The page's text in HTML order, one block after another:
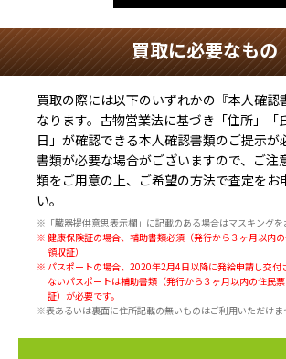
買取に必要なもの
買取の際には以下のいずれかの『本人確認
なります。古物営業法に基づき 「住所」
日」が確認できる本人確認書類のご提示が
書類が必要な場合がございますので、ご注
類をご用意の上、ご希望の方法で査定をお
い。
※「臓器提供意思表示欄」に記載のある場合はマスキングを
※ 健康保険証の場合、補助書類必須（発行から３ヶ月以内
領収証）
※ パスポートの場合、2020年2月4日以降に発給申請し交付
ないパスポートは補助書類（発行から３ヶ月以内の住民
証）が必要です。
※表あるいは裏面に住所記載の無いものはご利用いただけま